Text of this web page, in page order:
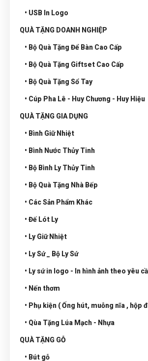
• USB In Logo
QUÀ TẶNG DOANH NGHIỆP
• Bộ Quà Tặng Để Bàn Cao Cấp
• Bộ Quà Tặng Giftset Cao Cấp
• Bộ Quà Tặng Sổ Tay
• Cúp Pha Lê - Huy Chương - Huy Hiệu
QUÀ TẶNG GIA DỤNG
• Bình Giữ Nhiệt
• Bình Nước Thủy Tinh
• Bộ Bình Ly Thủy Tinh
• Bộ Quà Tặng Nhà Bếp
• Các Sản Phẩm Khác
• Đế Lót Ly
• Ly Giữ Nhiệt
• Ly Sứ _ Bộ Ly Sứ
• Ly sứ in logo - In hình ảnh theo yêu
• Nến thơm
• Phụ kiện ( Ống hút, muỗng nĩa , hộp
• Qùa Tặng Lúa Mạch - Nhựa
QUÀ TẶNG GỖ
• Bút gỗ